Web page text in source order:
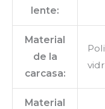
lente:
Material
de la
carcasa:
Material